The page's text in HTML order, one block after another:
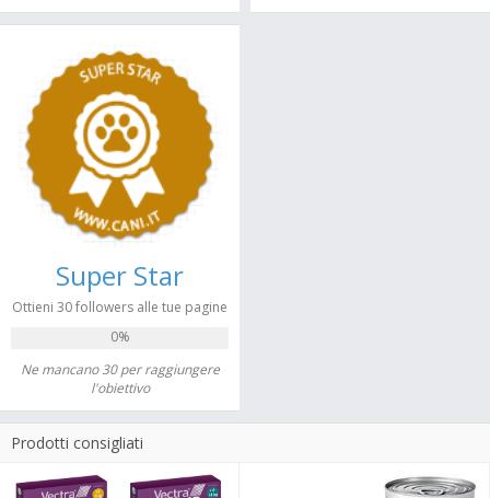
Super Star
Ottieni 30 followers alle tue pagine
0%
Ne mancano 30 per raggiungere
l'obiettivo
Prodotti consigliati